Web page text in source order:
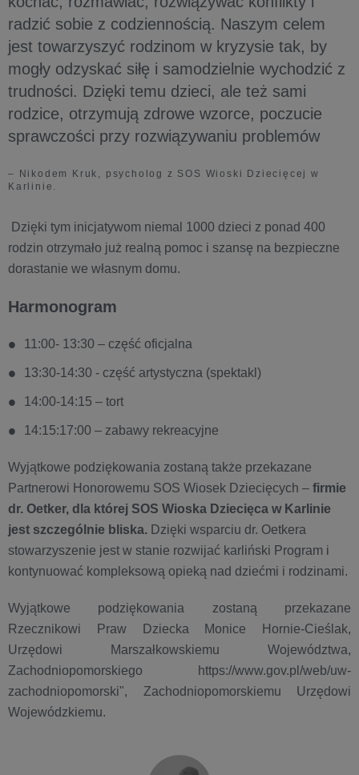
radzić sobie z codziennością. Naszym celem
jest towarzyszyć rodzinom w kryzysie tak, by
mogły odzyskać siłę i samodzielnie wychodzić z
trudności. Dzięki temu dzieci, ale też sami
rodzice, otrzymują zdrowe wzorce, poczucie
sprawczości przy rozwiązywaniu problemów
– Nikodem Kruk, psycholog z SOS Wioski Dziecięcej w
Karlinie.
Dzięki tym inicjatywom niemal 1000 dzieci z ponad 400
rodzin otrzymało już realną pomoc i szansę na bezpieczne
dorastanie we własnym domu.
Harmonogram
11:00- 13:30 – część oficjalna
13:30-14:30 - część artystyczna (spektakl)
14:00-14:15 – tort
14:15:17:00 – zabawy rekreacyjne
Wyjątkowe podziękowania zostaną także przekazane
Partnerowi Honorowemu SOS Wiosek Dziecięcych – firmie
dr. Oetker, dla której SOS Wioska Dziecięca w Karlinie
jest szczególnie bliska. Dzięki wsparciu dr. Oetkera
stowarzyszenie jest w stanie rozwijać karliński Program i
kontynuować kompleksową opieką nad dziećmi i rodzinami.
Wyjątkowe podziękowania zostaną przekazane
Rzecznikowi Praw Dziecka Monice Hornie-Cieślak,
Urzędowi Marszałkowskiemu Województwa,
Zachodniopomorskiego https://www.gov.pl/web/uw-
zachodniopomorski", Zachodniopomorskiemu Urzędowi
Wojewódzkiemu.